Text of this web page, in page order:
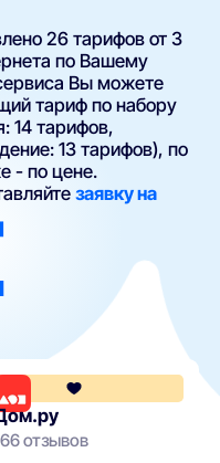
26 тарифов от 3
по Вашему
Вы можете
тариф по набору
14 тарифов,
13 тарифов), по
- по цене.
заявку на
3.8
отзывов